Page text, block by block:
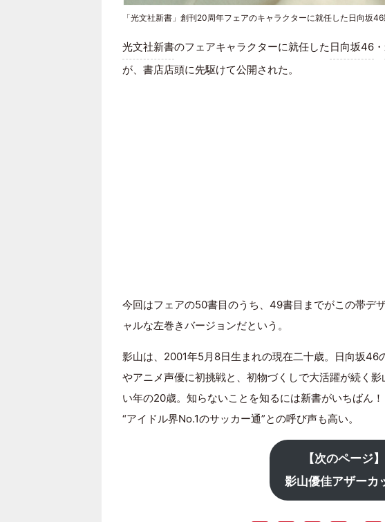
「光文社新書」創刊20周年フェアのキャラクターに就任した日向坂
光文社新書のフェアキャラクターに就任した 日向坂46 ・
が、書店店頭に先駆けて公開された。
今回はフェアの50書目のうち、49書目までがこの帯デ
ャルな左巻きバージョンだという。
影山は、2001年5月8日生まれの現在二十歳。日向坂46
やアニメ声優に初挑戦と、初物づくしで大活躍が続く
い年の20歳。知らないことを知るには新書がいちばん
“アイドル界No.1のサッカー通”との呼び声も高い。
【次のページ】
影山優佳アザーカ